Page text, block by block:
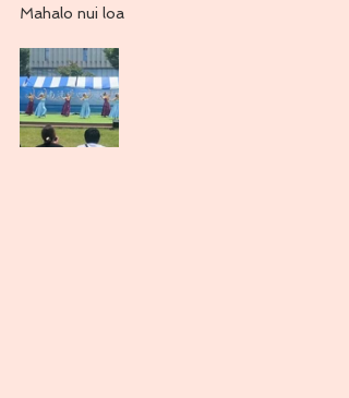
Mahalo nui loa